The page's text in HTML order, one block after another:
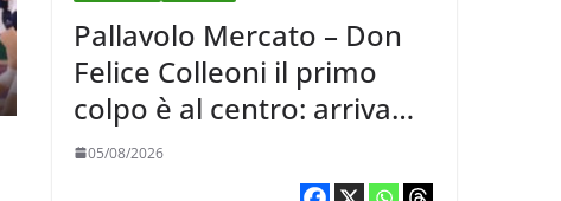
Pallavolo Mercato – Don
Felice Colleoni il primo
colpo è al centro: arriva
Aurora Bertasi
05/08/2026